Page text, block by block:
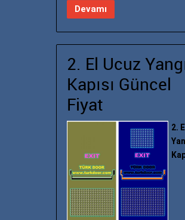
Devamı
2. El Ucuz
Kapısı Güncel
Fiyat
2. El